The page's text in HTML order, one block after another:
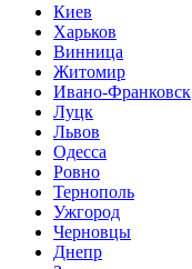
Киев
Харьков
Винница
Житомир
Ивано-Франковск
Луцк
Львов
Одесса
Ровно
Тернополь
Ужгород
Черновцы
Днепр